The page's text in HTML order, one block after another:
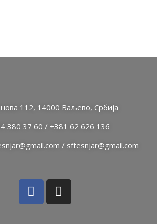
112, 14000 Ваљево, Србија
380 37 60 / +381 62 626 136
/ sftesnjar@gmail.com